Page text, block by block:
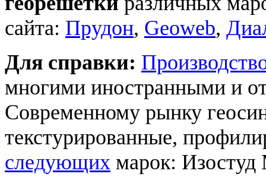
сайта: Прудон, Geoweb,
Для справки:
многими иностранными и
Современному рынку
текстурированные,
следующих марок: